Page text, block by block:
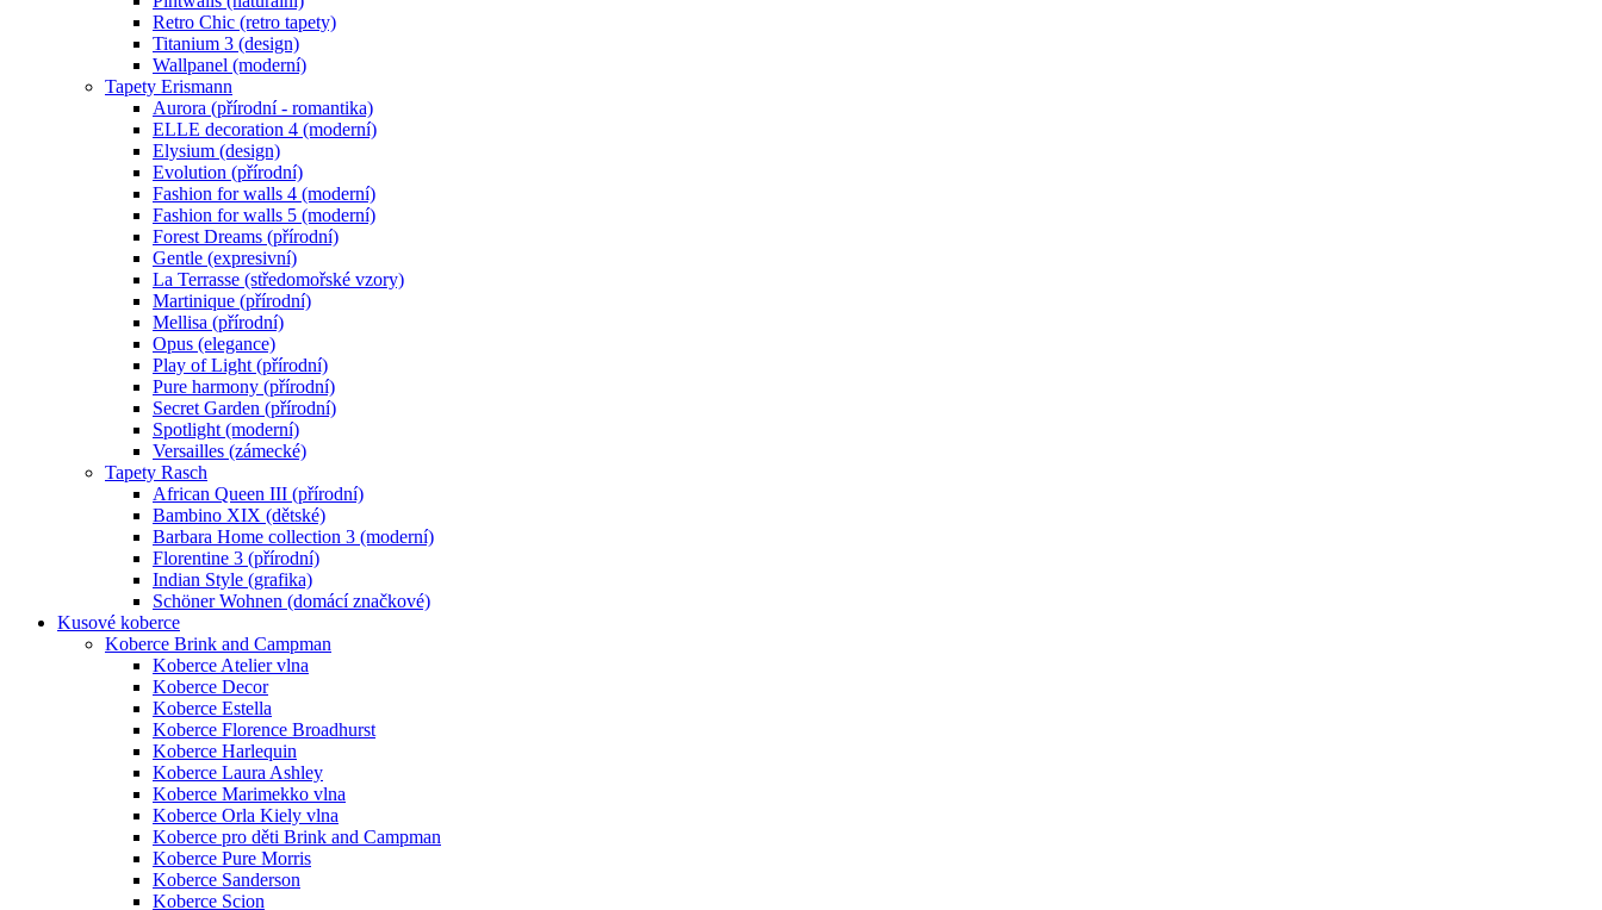
Retro Chic (retro tapety)
Titanium 3 (design)
Wallpanel (moderní)
Tapety Erismann
Aurora (přírodní - romantika)
ELLE decoration 4 (moderní)
Elysium (design)
Evolution (přírodní)
Fashion for walls 4 (moderní)
Fashion for walls 5 (moderní)
Forest Dreams (přírodní)
Gentle (expresivní)
La Terrasse (středomořské vzory)
Martinique (přírodní)
Mellisa (přírodní)
Opus (elegance)
Play of Light (přírodní)
Pure harmony (přírodní)
Secret Garden (přírodní)
Spotlight (moderní)
Versailles (zámecké)
Tapety Rasch
African Queen III (přírodní)
Bambino XIX (dětské)
Barbara Home collection 3 (moderní)
Florentine 3 (přírodní)
Indian Style (grafika)
Schöner Wohnen (domácí značkové)
Kusové koberce
Koberce Brink and Campman
Koberce Atelier vlna
Koberce Decor
Koberce Estella
Koberce Florence Broadhurst
Koberce Harlequin
Koberce Laura Ashley
Koberce Marimekko vlna
Koberce Orla Kiely vlna
Koberce pro děti Brink and Campman
Koberce Pure Morris
Koberce Sanderson
Koberce Scion